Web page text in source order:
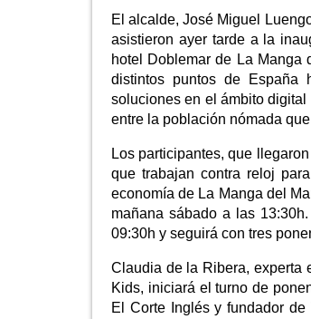
El alcalde, José Miguel
asistieron ayer tarde a la
hotel Doblemar de La Manga
distintos puntos de España
soluciones en el ámbito
entre la población nómada
Los participantes, que
que trabajan contra reloj
economía de La Manga del
mañana sábado a las
09:30h y seguirá con tres
Claudia de la Ribera, experta
Kids, iniciará el turno de
El Corte Inglés y fundador